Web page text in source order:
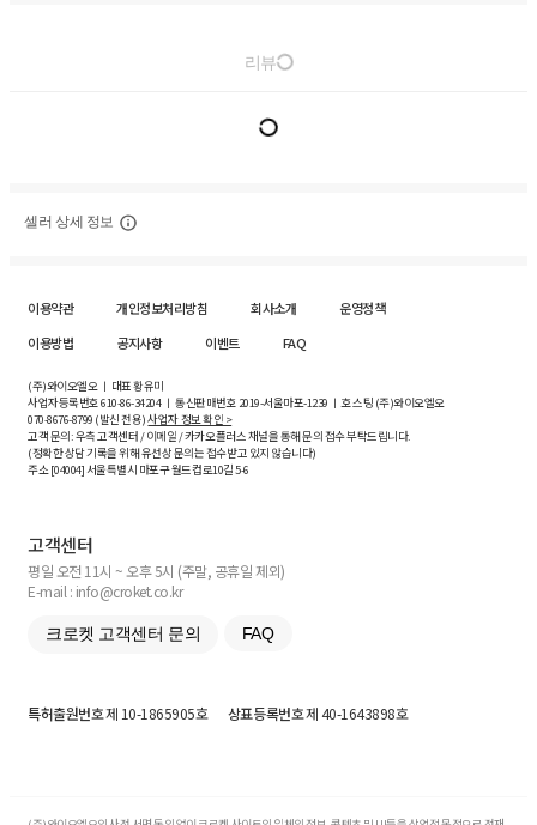
리뷰
셀러 상세 정보
이용약관 개인정보처리방침 회사소개
운영정책
이용방법
공지사항 이벤트 FAQ
(주)와이오엘오 ㅣ 대표 황유미
사업자등록번호610-86-34204ㅣ 통신판매번호 2019-서울마포-1239 ㅣ 호스팅 (주)와이오엘오
070-8676-8799 (발신 전용)사업자 정보 확인 >
고객 문의: 우측 고객센터 / 이메일 / 카카오플러스 채널을 통해 문의 접수 부탁드립니다.
(정확한 상담 기록을 위해 유선상 문의는 접수받고 있지 않습니다)
주소 [04004] 서울특별시 마포구 월드컵로10길5-6
고객센터
평일 오전 11시 ~ 오후 5시 (주말, 공휴일 제외)
E-mail : info@croket.co.kr
크로켓 고객센터 문의 FAQ
특허출원번호제 10-1865905호 상표등록번호제 40-1643898호